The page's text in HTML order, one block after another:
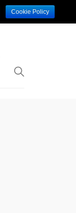
Cookie Policy